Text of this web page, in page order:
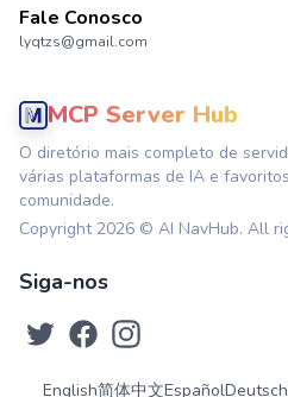
Fale Conosco
lyqtzs@gmail.com
MCP Server Hub
O diretório mais completo de
várias plataformas de IA e
comunidade.
Copyright 2026 © AI NavHub. All
Siga-nos
English简体中文EspañolDeutsch